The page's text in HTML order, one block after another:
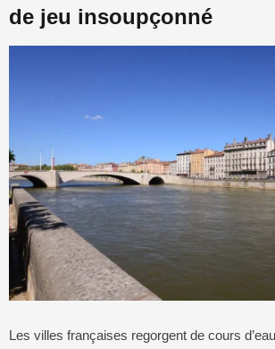
de jeu insoupçonné
Les villes françaises regorgent de cours